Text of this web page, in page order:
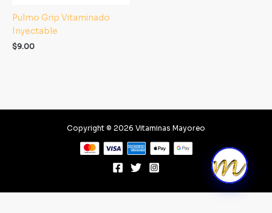
Pulmo Grip Vitaminado
Inyectable
$9.00
Copyright © 2026 Vitaminas Mayoreo